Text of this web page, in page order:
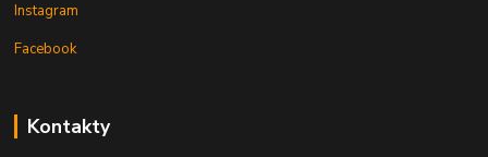
Instagram
Facebook
Kontakty